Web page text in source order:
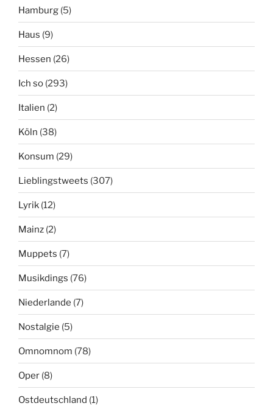
Hamburg (5)
Haus (9)
Hessen (26)
Ich so (293)
Italien (2)
Köln (38)
Konsum (29)
Lieblingstweets (307)
Lyrik (12)
Mainz (2)
Muppets (7)
Musikdings (76)
Niederlande (7)
Nostalgie (5)
Omnomnom (78)
Oper (8)
Ostdeutschland (1)